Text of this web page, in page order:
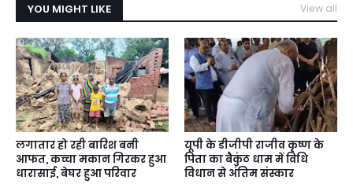
YOU MIGHT LIKE View all
लगातार हो रही बारिश बनी
आफत, कच्चा मकान गिरकर हुआ
धारासाई, बेघर हुआ परिवार
यूपी के डीजीपी राजीव कृष्ण के
पिता का बैकुंठ धाम में विधि
विधान से अंतिम संस्कार